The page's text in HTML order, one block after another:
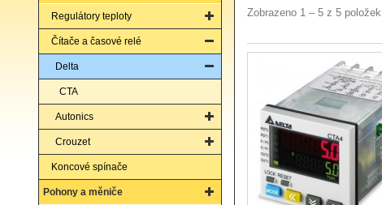
Regulátory teploty
Čítače a časové relé
Delta
CTA
Autonics
Crouzet
Koncové spínače
Pohony a měniče
Zobrazeno 1 – 5 z 5 položek